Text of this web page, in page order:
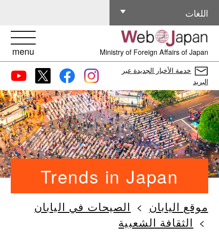
Ministry of Foreign Affairs of Japan
menu
اللغات
اللغات الأخرى
خدمة الأخبار الجديدة عبر
البريد
Trends in Japan
موقع اليابان
الصيحات في اليابان
الثقافة الشعبية